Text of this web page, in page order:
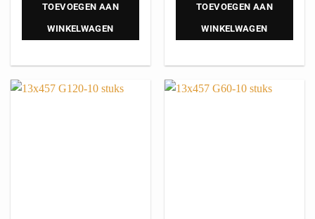
TOEVOEGEN AAN
WINKELWAGEN
TOEVOEGEN AAN
WINKELWAGEN